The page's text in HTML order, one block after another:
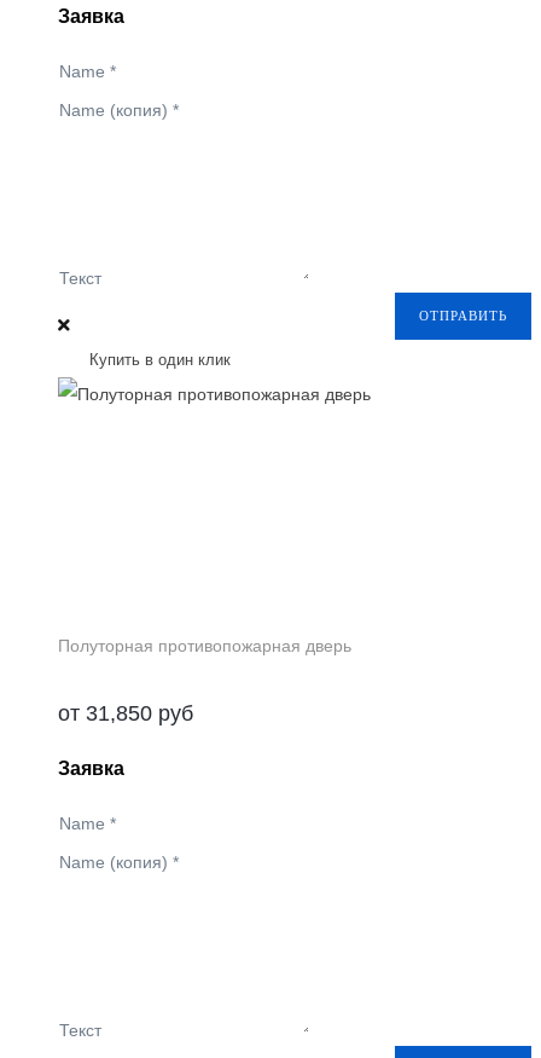
Заявка
Name *
Name (копия) *
Текст
ОТПРАВИТЬ
Купить в один клик
Полуторная противопожарная дверь
от 31,850 руб
Заявка
Name *
Name (копия) *
Текст